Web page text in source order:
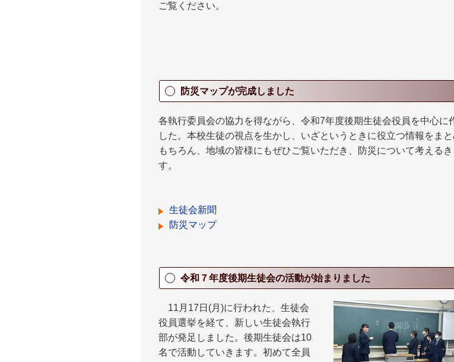
ご覧ください。
防災マップが完成しました
各執行委員会の協力を得ながら、令和7年度後期生徒会役員を中心に
した。本校生徒の視点を生かし、いざというときに役立つ情報をま
もちろん、地域の皆様にもぜひご覧いただき、防災について考える
す。
生徒会新聞
防災マップ
令和７年度後期生徒会の活動が始まりました
11月17日(月)に行われた、生徒会
役員選挙を経て、新しい生徒会執行
部が発足しました。後期生徒会は10
名で活動していきます。初めて全員